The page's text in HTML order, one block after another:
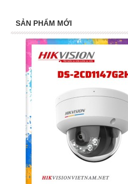
SẢN PHẨM MỚI